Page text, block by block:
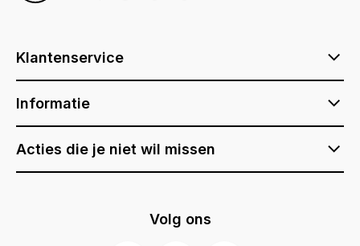
Klantenservice
Informatie
Acties die je niet wil missen
Volg ons